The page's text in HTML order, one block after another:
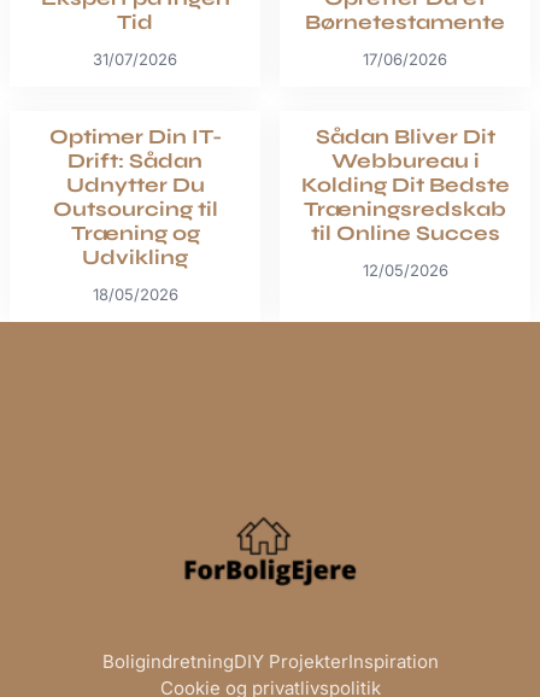
Tid
31/07/2026
Børnetestamente
17/06/2026
Optimer Din IT-
Drift: Sådan
Udnytter Du
Outsourcing til
Træning og
Udvikling
18/05/2026
Sådan Bliver Dit
Webbureau i
Kolding Dit Bedste
Træningsredskab
til Online Succes
12/05/2026
BoligindretningDIY ProjekterInspiration
Cookie og privatlivspolitik